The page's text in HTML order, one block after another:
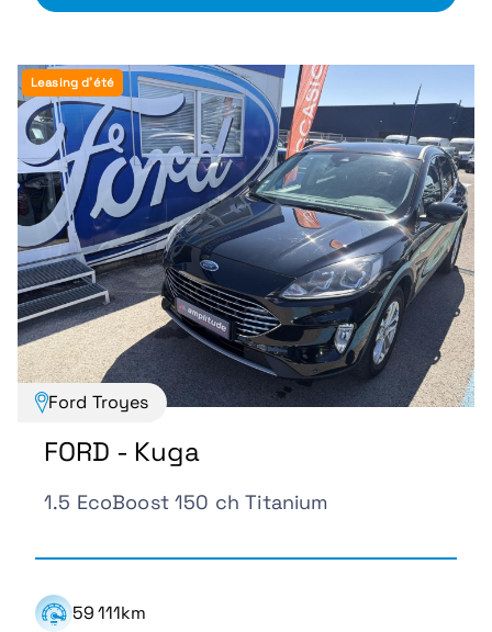
Leasing d'été
Ford Troyes
FORD - Kuga
1.5 EcoBoost 150 ch Titanium
59 111km